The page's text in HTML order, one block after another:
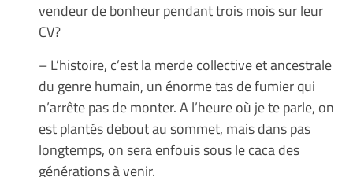
vendeur de bonheur pendant trois mois sur leur
CV?
– L’histoire, c’est la merde collective et ancestrale
du genre humain, un énorme tas de fumier qui
n’arrête pas de monter. A l’heure où je te parle, on
est plantés debout au sommet, mais dans pas
longtemps, on sera enfouis sous le caca des
générations à venir.